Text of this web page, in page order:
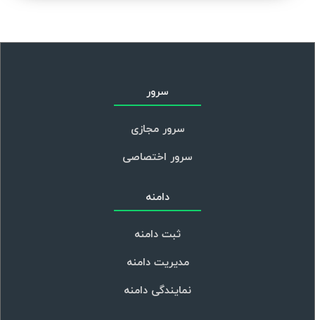
سرور
سرور مجازی
سرور اختصاصی
دامنه
ثبت دامنه
مدیریت دامنه
نمایندگی دامنه